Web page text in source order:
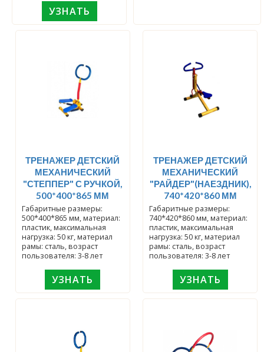
УЗНАТЬ
ТРЕНАЖЕР ДЕТСКИЙ
МЕХАНИЧЕСКИЙ
"СТЕППЕР" С РУЧКОЙ,
500*400*865 ММ
Габаритные размеры:
500*400*865 мм, материал:
пластик, максимальная
нагрузка: 50 кг, материал
рамы: сталь, возраст
пользователя: 3-8 лет
УЗНАТЬ
ТРЕНАЖЕР ДЕТСКИЙ
МЕХАНИЧЕСКИЙ
"РАЙДЕР"(НАЕЗДНИК),
740*420*860 ММ
Габаритные размеры:
740*420*860 мм, материал:
пластик, максимальная
нагрузка: 50 кг, материал
рамы: сталь, возраст
пользователя: 3-8 лет
УЗНАТЬ